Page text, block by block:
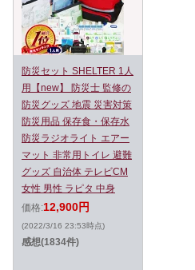
防災セット SHELTER 1人
用【new】 防災士 監修の
防災グッズ 地震 災害対策
防災用品 保存食・保存水
防災ラジオライト エアー
マット 非常用トイレ 避難
グッズ 自治体 テレビCM
女性 男性 ラピタ 中身
価格:12,900円
(2022/3/16 23:53時点)
感想(1834件)